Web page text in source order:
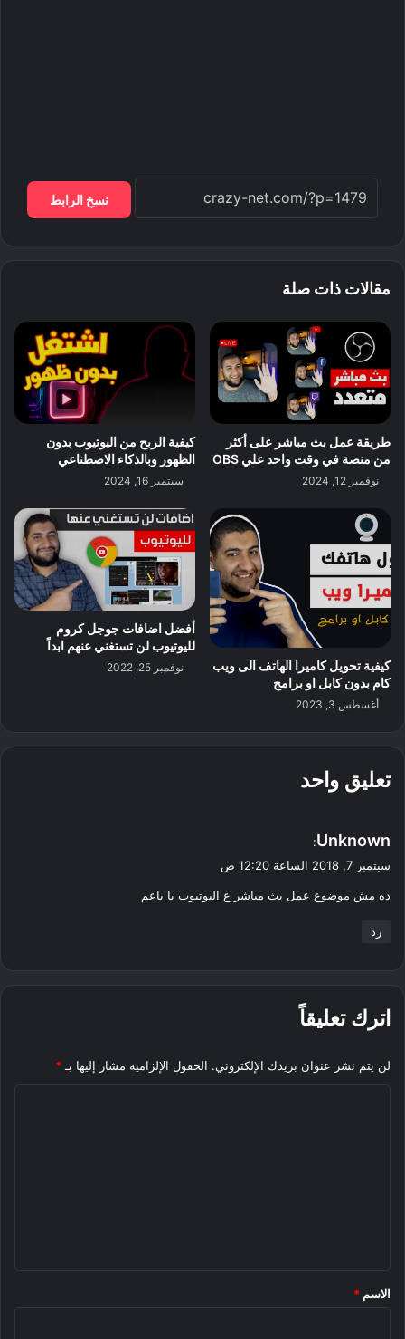
نسخ الرابط
مقالات ذات صلة
طريقة عمل بث مباشر على أكثر
من منصة في وقت واحد علي OBS
نوفمبر 12, 2024
كيفية الربح من اليوتيوب بدون
الظهور وبالذكاء الاصطناعي
سبتمبر 16, 2024
كيفية تحويل كاميرا الهاتف الى ويب
كام بدون كابل او برامج
أغسطس 3, 2023
أفضل اضافات جوجل كروم
لليوتيوب لن تستغني عنهم ابداً
نوفمبر 25, 2022
تعليق واحد
ي
ل
Unknown
:
سبتمبر 7, 2018 الساعة 12:20 ص
ده مش موضوع عمل بث مباشر ع اليوتيوب يا ياعم
رد
اترك تعليقاً
لن يتم نشر عنوان بريدك الإلكتروني. الحقول الإلزامية مشار إليها بـ *
*
الاسم *